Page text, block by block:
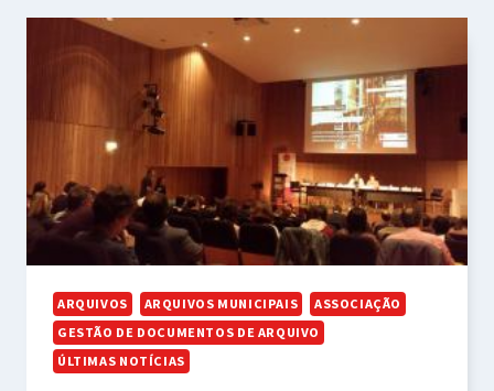
ARQUIVOS ARQUIVOS MUNICIPAIS
ASSOCIAÇÃO
GESTÃO DE DOCUMENTOS DE ARQUIVO
ÚLTIMAS NOTÍCIAS